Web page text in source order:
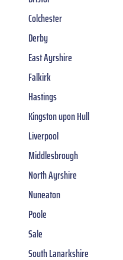
Colchester
Derby
East Ayrshire
Falkirk
Hastings
Kingston upon Hull
Liverpool
Middlesbrough
North Ayrshire
Nuneaton
Poole
Sale
South Lanarkshire